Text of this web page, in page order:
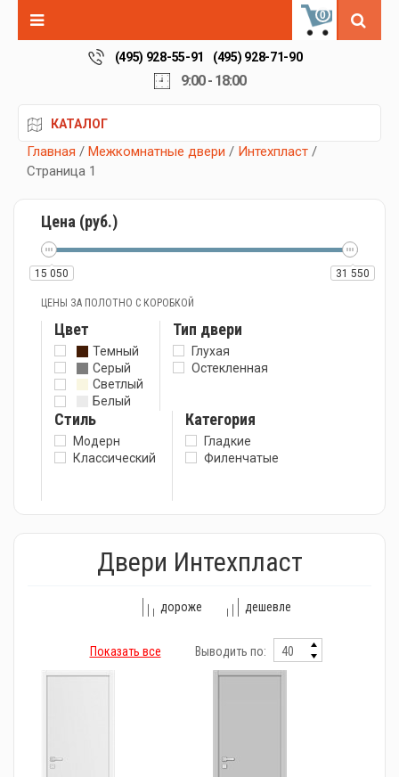
0
(495) 928-55-91 (495) 928-71-90
9:00 - 18:00
КАТАЛОГ
Главная / Межкомнатные двери / Интехпласт /
Страница 1
Цена (руб.)
15 050 31 550
ЦЕНЫ ЗА ПОЛОТНО С КОРОБКОЙ
Цвет
Темный
Серый
Светлый
Белый
Тип двери
Глухая
Остекленная
Стиль
Модерн
Классический
Категория
Гладкие
Филенчатые
Двери Интехпласт
дороже дешевле
Показать все Выводить по: